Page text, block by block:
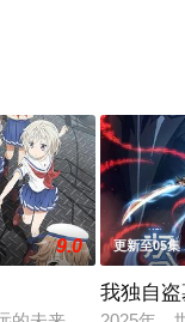
9.0 更新至05集
我独自